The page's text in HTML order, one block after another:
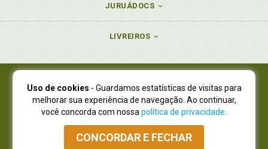
JURUÁDOCS
LIVREIROS
Juruá Editora Ltda., CNPJ 77.535.508/0001-19
Juruá Informática Ltda., CNPJ 01.701.561/0001-80
NOVO ENDEREÇO:R. Flávio Dallegrave, 7665, São Lourenço |
Curitiba - Paraná - CEP 82210-310
Atendimento: (41) 4009-3900|Vendas Atacado: (41) 4009-3939
Uso de cookies - Guardamos estatísticas de visitas para
melhorar sua experiência de navegação. Ao continuar,
você concorda com nossa política de privacidade
CONCORDAR E FECHAR